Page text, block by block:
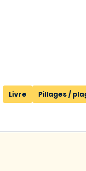
Livre Pillages /